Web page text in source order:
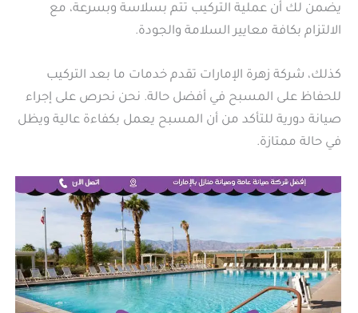
يضمن لك أن عملية التركيب تتم بسلاسة وبسرعة، مع
الالتزام بكافة معايير السلامة والجودة.
كذلك، شركة زهرة الإمارات تقدم خدمات ما بعد التركيب
للحفاظ على المسبح في أفضل حالة. نحن نحرص على إجراء
صيانة دورية للتأكد من أن المسبح يعمل بكفاءة عالية ويظل
في حالة ممتازة.